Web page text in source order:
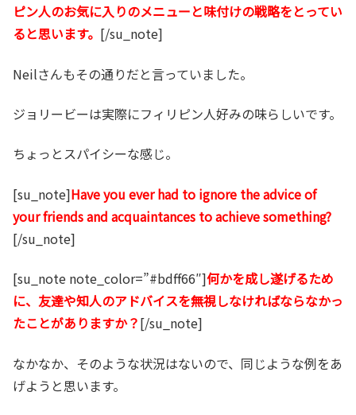
ピン人のお気に入りのメニューと味付けの戦略をとってい
ると思います。 [/su_note]
Neilさんもその通りだと言っていました。
ジョリービーは実際にフィリピン人好みの味らしいです。
ちょっとスパイシーな感じ。
[su_note]Have you ever had to ignore the advice of
your friends and acquaintances to achieve something?
[/su_note]
[su_note note_color=”#bdff66″]何かを成し遂げるため
に、友達や知人のアドバイスを無視しなければならなかっ
たことがありますか？[/su_note]
なかなか、そのような状況はないので、同じような例をあ
げようと思います。